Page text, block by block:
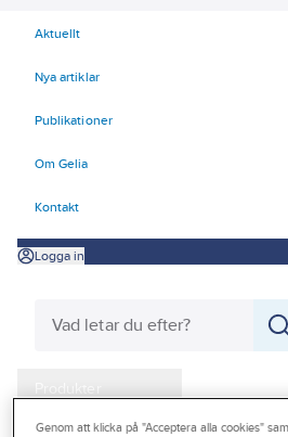
Aktuellt
Nya artiklar
Publikationer
Om Gelia
Kontakt
Logga in
Produkter
Kampanjer
Genom att klicka på "Acceptera alla cookies"